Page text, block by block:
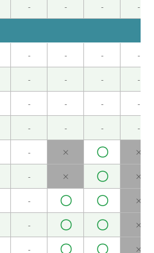
也很开心和你聊各种各样
和旅游，我会继续努力工
见👋
是对，我们应该治愈自己☺️
门。今天也去树很多的地
很舒服。下次见吧。( 男性
我也学到了很多，很开心
( 女性 )
- - - -
- - - -
- - - -
- - - -
- - - -
- × 〇 ×
- × 〇 ×
- 〇 〇 ×
- 〇 〇 ×
- 〇 〇 ×